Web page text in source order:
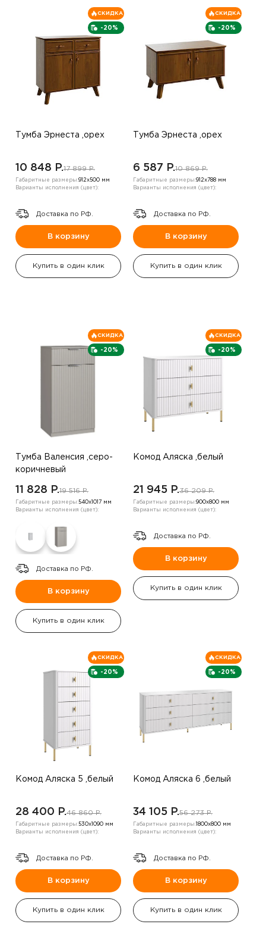
-20%
СКИДКА
Тумба Эрнеста ,орех
10 848 P.17 899 P.
Габаритные размеры:912х500 мм
Варианты исполнения (цвет):
Доставка по РФ.
В корзину
Купить в один клик
-20%
СКИДКА
Тумба Эрнеста ,орех
6 587 P.10 869 P.
Габаритные размеры:912х788 мм
Варианты исполнения (цвет):
Доставка по РФ.
В корзину
Купить в один клик
-20%
СКИДКА
Тумба Валенсия ,серо-
коричневый
11 828 P.19 516 P.
Габаритные размеры:540х1017 мм
Варианты исполнения (цвет):
Доставка по РФ.
В корзину
Купить в один клик
-20%
СКИДКА
Комод Аляска ,белый
21 945 P.36 209 P.
Габаритные размеры:900х800 мм
Варианты исполнения (цвет):
Доставка по РФ.
В корзину
Купить в один клик
-20%
СКИДКА
Комод Аляска 5 ,белый
28 400 P.46 860 P.
Габаритные размеры:530х1090 мм
Варианты исполнения (цвет):
Доставка по РФ.
В корзину
Купить в один клик
-20%
СКИДКА
Комод Аляска 6 ,белый
34 105 P.56 273 P.
Габаритные размеры: 1800х800 мм
Варианты исполнения (цвет):
Доставка по РФ.
В корзину
Купить в один клик